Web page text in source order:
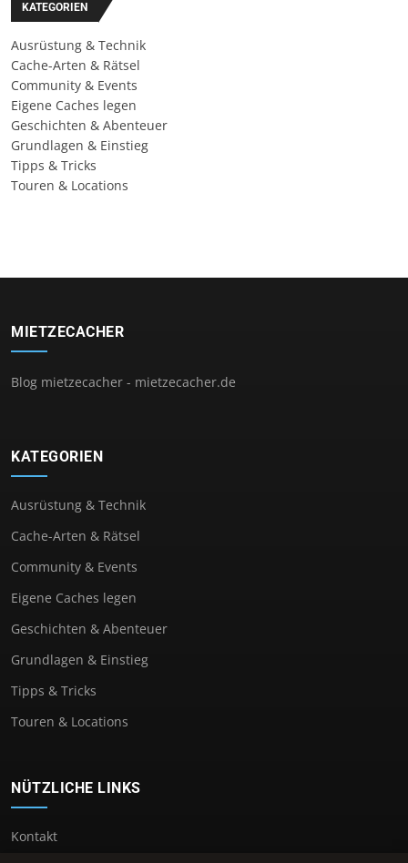
KATEGORIEN
Ausrüstung & Technik
Cache-Arten & Rätsel
Community & Events
Eigene Caches legen
Geschichten & Abenteuer
Grundlagen & Einstieg
Tipps & Tricks
Touren & Locations
MIETZECACHER
Blog mietzecacher - mietzecacher.de
KATEGORIEN
Ausrüstung & Technik
Cache-Arten & Rätsel
Community & Events
Eigene Caches legen
Geschichten & Abenteuer
Grundlagen & Einstieg
Tipps & Tricks
Touren & Locations
NÜTZLICHE LINKS
Kontakt